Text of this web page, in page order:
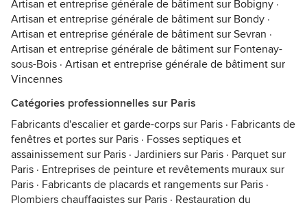
Artisan et entreprise générale de bâtiment sur Bobigny ·
Artisan et entreprise générale de bâtiment sur Bondy ·
Artisan et entreprise générale de bâtiment sur Sevran ·
Artisan et entreprise générale de bâtiment sur Fontenay-
sous-Bois · Artisan et entreprise générale de bâtiment sur
Vincennes
Catégories professionnelles sur Paris
Fabricants d'escalier et garde-corps sur Paris · Fabricants de
fenêtres et portes sur Paris · Fosses septiques et
assainissement sur Paris · Jardiniers sur Paris · Parquet sur
Paris · Entreprises de peinture et revêtements muraux sur
Paris · Fabricants de placards et rangements sur Paris ·
Plombiers chauffagistes sur Paris · Restauration du